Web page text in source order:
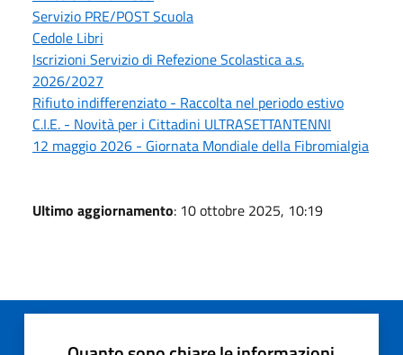
Servizio PRE/POST Scuola
Cedole Libri
Iscrizioni Servizio di Refezione Scolastica a.s.
2026/2027
Rifiuto indifferenziato - Raccolta nel periodo estivo
C.I.E. - Novità per i Cittadini ULTRASETTANTENNI
12 maggio 2026 - Giornata Mondiale della Fibromialgia
Ultimo aggiornamento: 10 ottobre 2025, 10:19